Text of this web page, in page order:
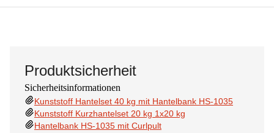
Produktsicherheit
Sicherheitsinformationen
Kunststoff Hantelset 40 kg mit Hantelbank HS-1035
Kunststoff Kurzhantelset 20 kg 1x20 kg
Hantelbank HS-1035 mit Curlpult